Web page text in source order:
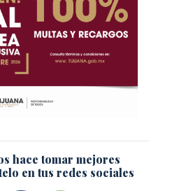
hace tomar mejores
en tus redes sociales